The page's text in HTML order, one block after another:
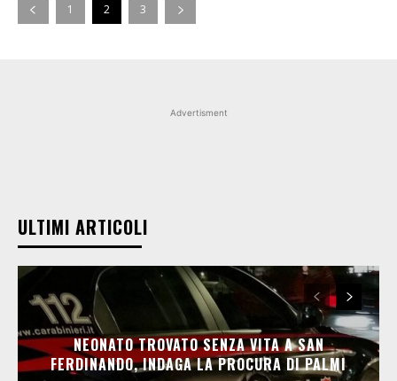
1 2 3
Advertisment
ULTIMI ARTICOLI
NEONATO TROVATO SENZA VITA A SAN
FERDINANDO, INDAGA LA PROCURA DI PALMI